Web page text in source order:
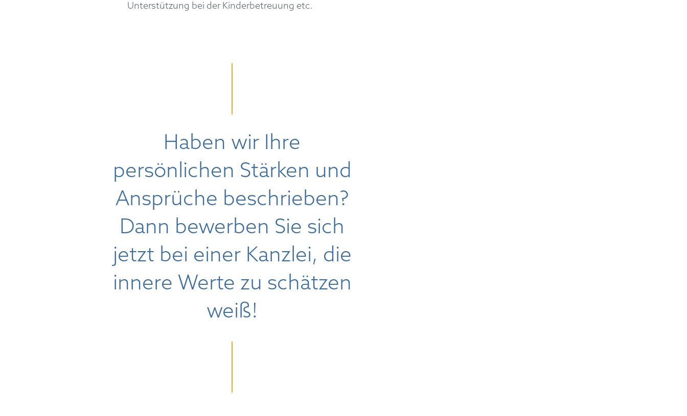
Unterstützung bei der Kinderbetreuung etc.
Haben wir Ihre
persönlichen Stärken und
Ansprüche beschrieben?
Dann bewerben Sie sich
jetzt bei einer Kanzlei, die
innere Werte zu schätzen
weiß!